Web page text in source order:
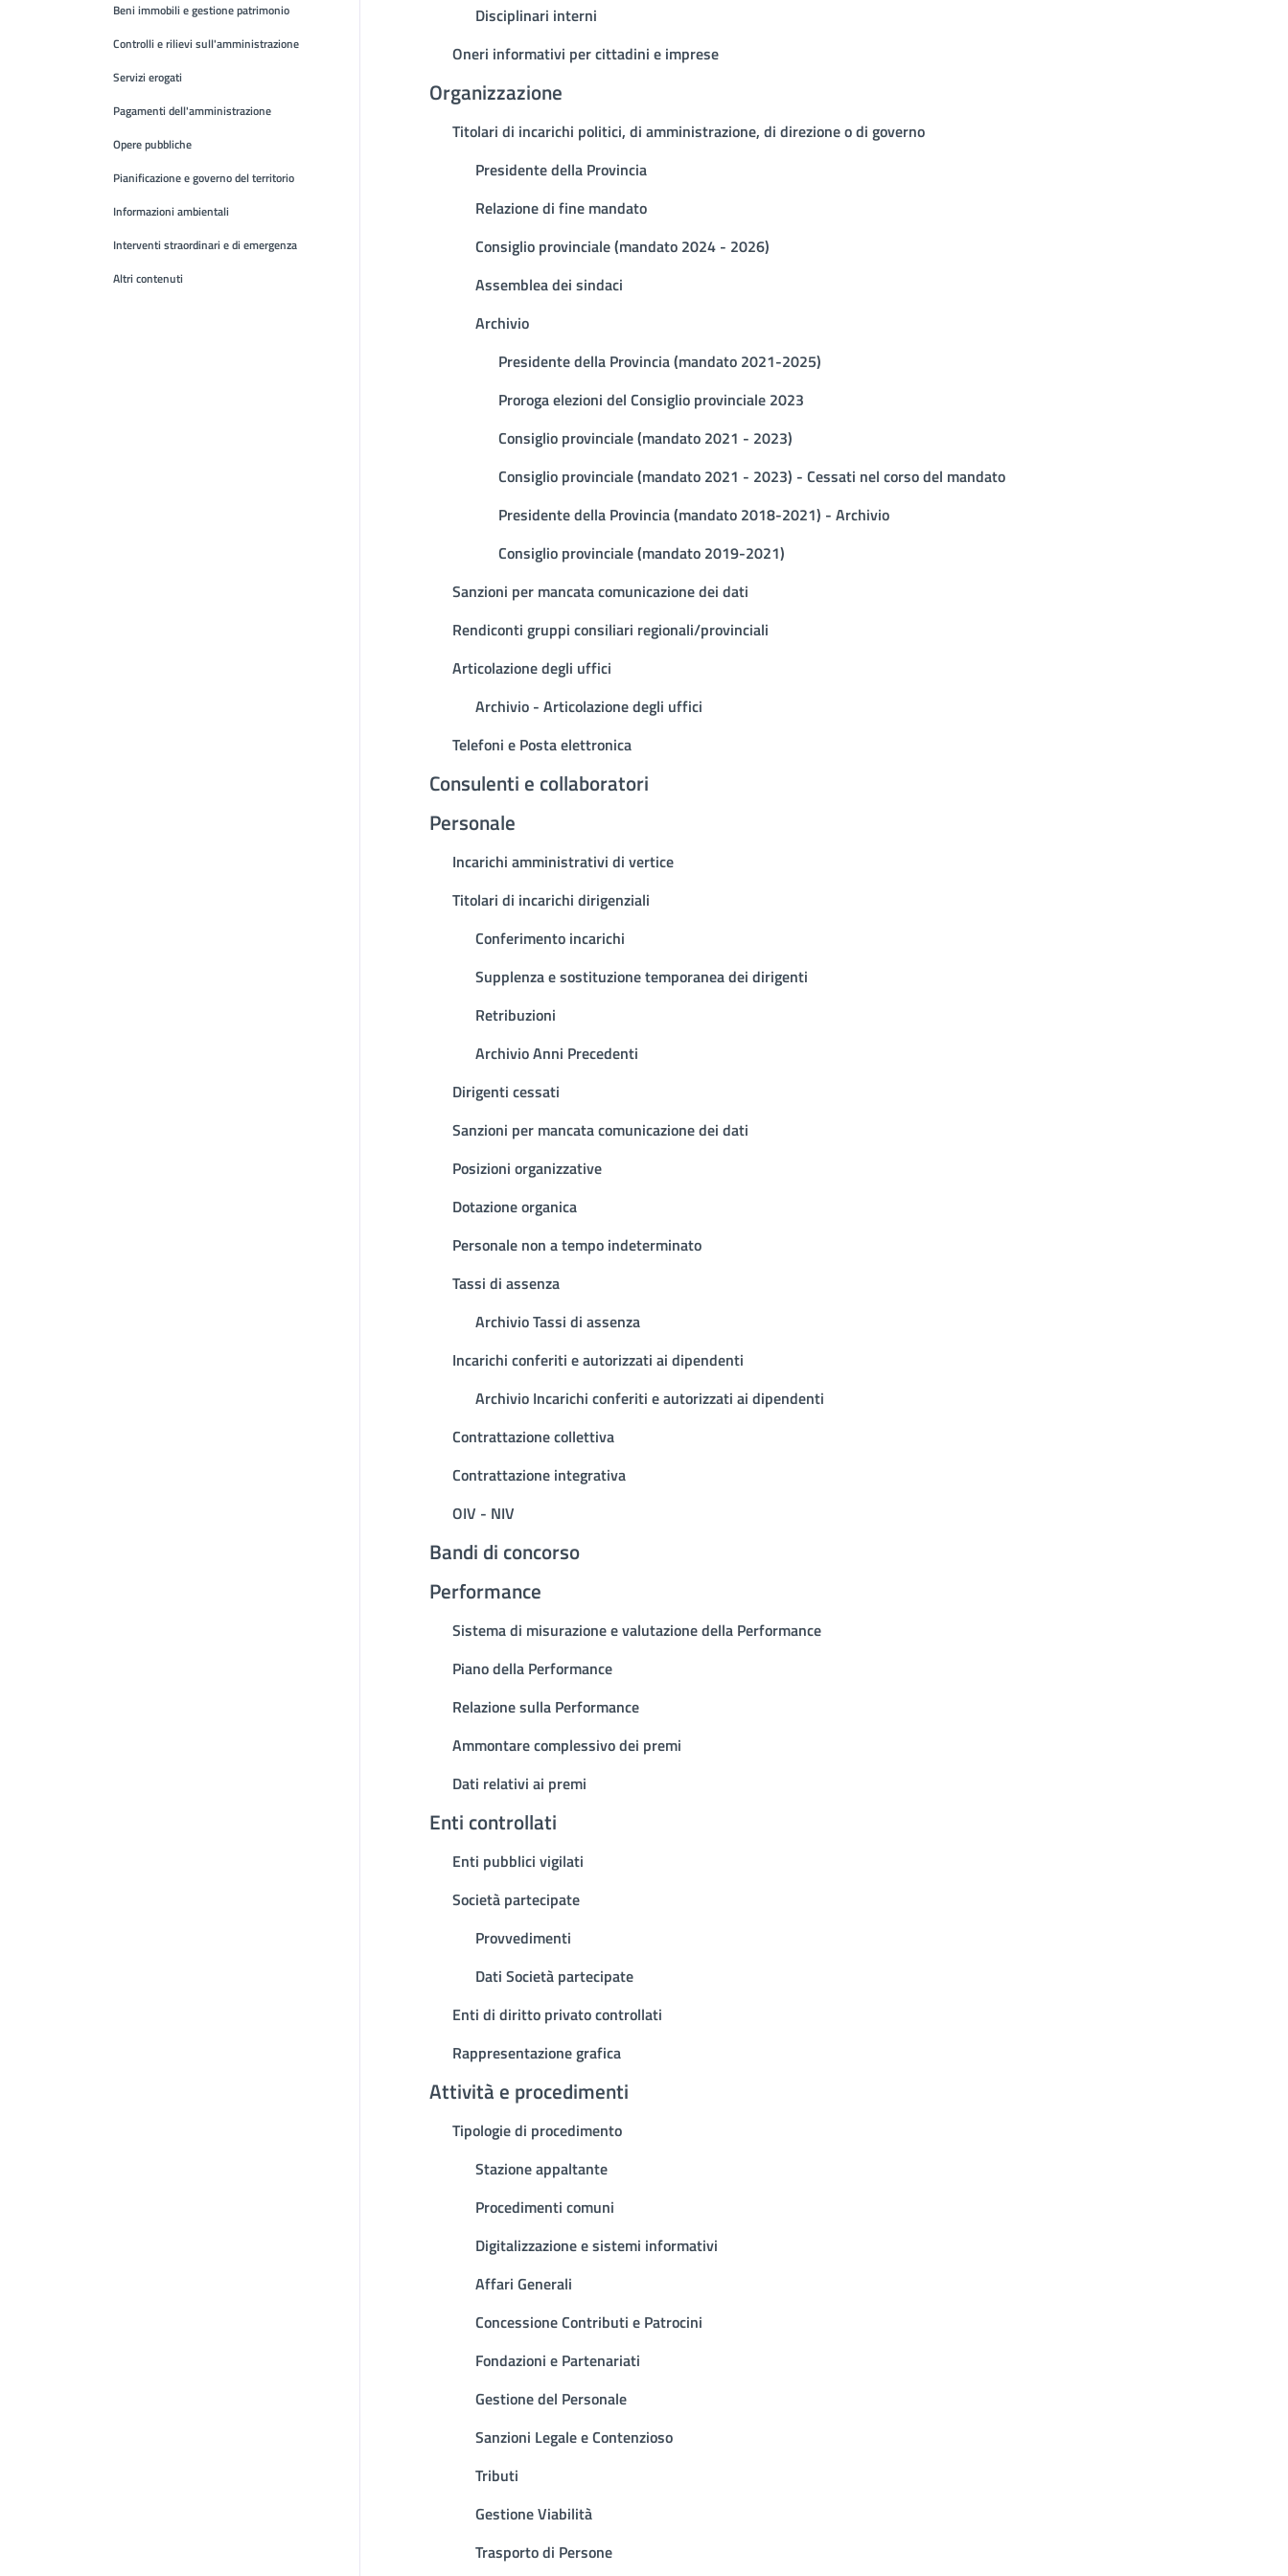
Beni immobili e gestione patrimonio
Controlli e rilievi sull'amministrazione
Servizi erogati
Pagamenti dell'amministrazione
Opere pubbliche
Pianificazione e governo del territorio
Informazioni ambientali
Interventi straordinari e di emergenza
Altri contenuti
Disciplinari interni
Oneri informativi per cittadini e imprese
Organizzazione
Titolari di incarichi politici, di amministrazione, di direzione o di governo
Presidente della Provincia
Relazione di fine mandato
Consiglio provinciale (mandato 2024 - 2026)
Assemblea dei sindaci
Archivio
Presidente della Provincia (mandato 2021-2025)
Proroga elezioni del Consiglio provinciale 2023
Consiglio provinciale (mandato 2021 - 2023)
Consiglio provinciale (mandato 2021 - 2023) - Cessati nel corso del mandato
Presidente della Provincia (mandato 2018-2021) - Archivio
Consiglio provinciale (mandato 2019-2021)
Sanzioni per mancata comunicazione dei dati
Rendiconti gruppi consiliari regionali/provinciali
Articolazione degli uffici
Archivio - Articolazione degli uffici
Telefoni e Posta elettronica
Consulenti e collaboratori
Personale
Incarichi amministrativi di vertice
Titolari di incarichi dirigenziali
Conferimento incarichi
Supplenza e sostituzione temporanea dei dirigenti
Retribuzioni
Archivio Anni Precedenti
Dirigenti cessati
Sanzioni per mancata comunicazione dei dati
Posizioni organizzative
Dotazione organica
Personale non a tempo indeterminato
Tassi di assenza
Archivio Tassi di assenza
Incarichi conferiti e autorizzati ai dipendenti
Archivio Incarichi conferiti e autorizzati ai dipendenti
Contrattazione collettiva
Contrattazione integrativa
OIV - NIV
Bandi di concorso
Performance
Sistema di misurazione e valutazione della Performance
Piano della Performance
Relazione sulla Performance
Ammontare complessivo dei premi
Dati relativi ai premi
Enti controllati
Enti pubblici vigilati
Società partecipate
Provvedimenti
Dati Società partecipate
Enti di diritto privato controllati
Rappresentazione grafica
Attività e procedimenti
Tipologie di procedimento
Stazione appaltante
Procedimenti comuni
Digitalizzazione e sistemi informativi
Affari Generali
Concessione Contributi e Patrocini
Fondazioni e Partenariati
Gestione del Personale
Sanzioni Legale e Contenzioso
Tributi
Gestione Viabilità
Trasporto di Persone